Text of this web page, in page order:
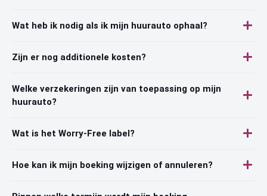
Wat heb ik nodig als ik mijn huurauto ophaal?
Zijn er nog additionele kosten?
Welke verzekeringen zijn van toepassing op mijn
huurauto?
Wat is het Worry-Free label?
Hoe kan ik mijn boeking wijzigen of annuleren?